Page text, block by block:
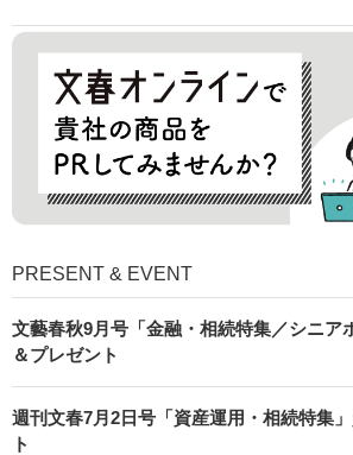
PRESENT & EVENT
文藝春秋9月号「金融・相続特集／シニア
＆プレゼント
週刊文春7月2日号「資産運用・相続特集
ト